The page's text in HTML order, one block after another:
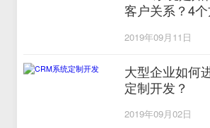
客户关系？4
2019年09月11日
大型企业如何
定制开发？
2019年09月02日